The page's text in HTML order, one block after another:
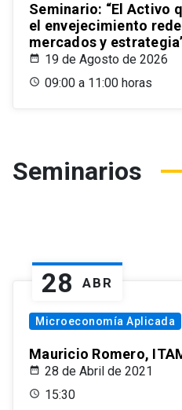
Seminario: “El Activo
el envejecimiento
mercados y
19 de Agosto de 2026
09:00 a 11:00 horas
Seminarios
28 ABR
Microeconomía Aplicada
Mauricio Romero,
28 de Abril de 2021
15:30